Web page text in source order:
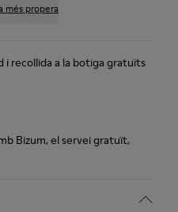
més propera
i recollida a la botiga gratuïts
Bizum, el servei gratuït,